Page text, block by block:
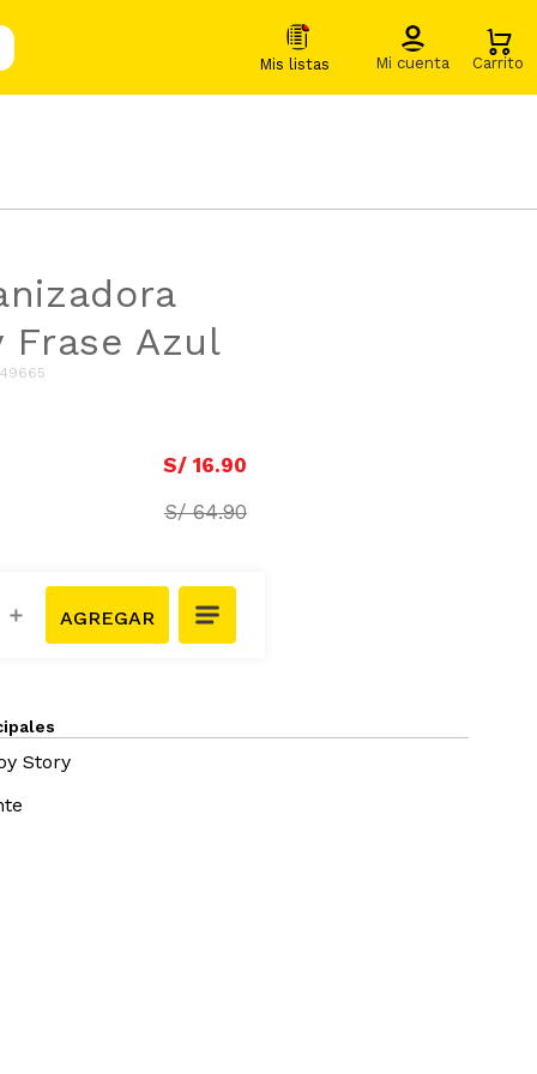
Frase Azul
S/ 16.90
S/ 64.90
＋
Story